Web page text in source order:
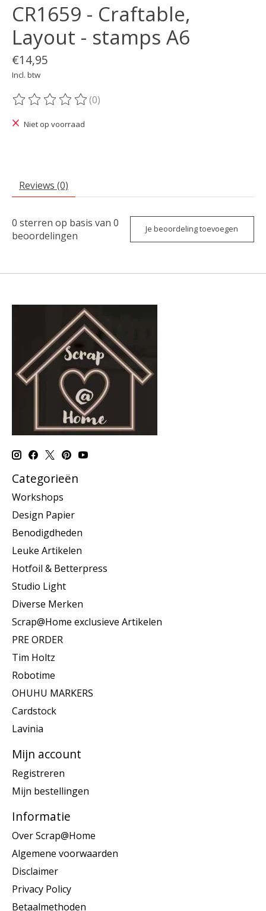
CR1659 - Craftable,
Layout - stamps A6
€14,95
Incl. btw
De beoordeling van dit product is
(0)
Niet op voorraad
Reviews (0)
0 sterren op basis van 0
beoordelingen
Je beoordeling toevoegen
Categorieën
Workshops
Design Papier
Benodigdheden
Leuke Artikelen
Hotfoil & Betterpress
Studio Light
Diverse Merken
Scrap@Home exclusieve Artikelen
PRE ORDER
Tim Holtz
Robotime
OHUHU MARKERS
Cardstock
Lavinia
Mijn account
Registreren
Mijn bestellingen
Informatie
Over Scrap@Home
Algemene voorwaarden
Disclaimer
Privacy Policy
Betaalmethoden